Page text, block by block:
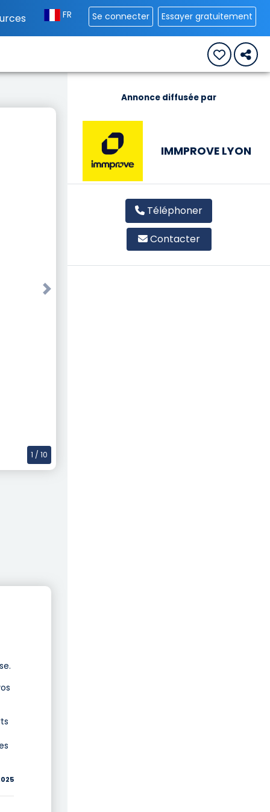
FR Se connecter Essayer gratuitement
Next
1 / 10
Annonce diffusée par
IMMPROVE LYON
Téléphoner
Contacter